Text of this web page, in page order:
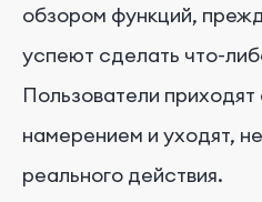
обзором функций,
успеют сделать что-
Пользователи
намерением и уходят,
реального действия.